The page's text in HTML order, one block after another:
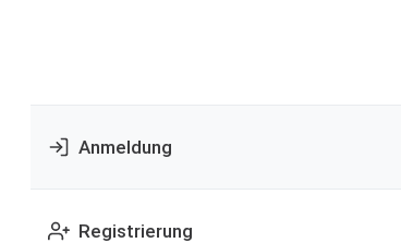
Anmeldung
Registrierung